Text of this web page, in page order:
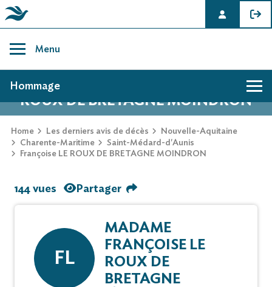
content
Menu
AVIS DE DÉCÈS DE FRANÇOISE LE
ROUX DE BRETAGNE MOINDRON
Home Les derniers avis de décès
Nouvelle-Aquitaine
Charente-Maritime
Saint-Médard-d'Aunis
Françoise LE ROUX DE BRETAGNE MOINDRON
Hommage
144 vues Partager
FL
MADAME
FRANÇOISE LE
ROUX DE
BRETAGNE